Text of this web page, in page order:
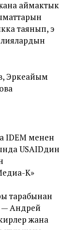
аймактык
таянып, эң
Эркеайым
IDEM менен
USAIDдин
К»
тарабынан
— Андрей
жана